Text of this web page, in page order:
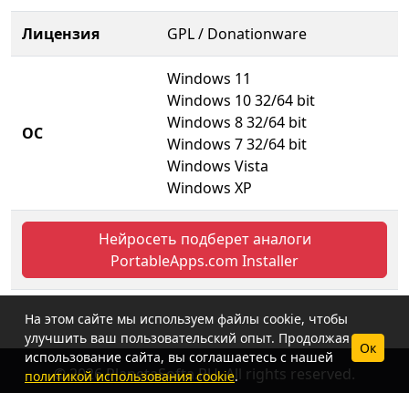
Лицензия GPL / Donationware
ОС
Windows 11
Windows 10 32/64 bit
Windows 8 32/64 bit
Windows 7 32/64 bit
Windows Vista
Windows XP
Нейросеть подберет аналоги
PortableApps.com Installer
© 2026 PlanetaSofta.RU. All rights reserved.
На этом сайте мы используем файлы cookie, чтобы
улучшить ваш пользовательский опыт. Продолжая
использование сайта, вы соглашаетесь с нашей
политикой использования cookie.
Ок